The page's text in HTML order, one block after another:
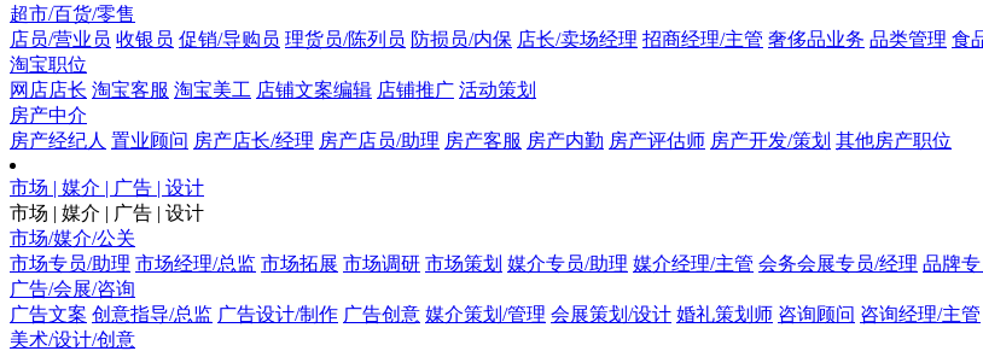
超市/百货/零售
店员/营业员 收银员 促销/导购员 理货员/陈列员 防损员/内保 店长/卖场经理 招商经理/主管 奢侈品业务 品类管理 食
淘宝职位
网店店长 淘宝客服 淘宝美工 店铺文案编辑 店铺推广 活动策划
房产中介
房产经纪人 置业顾问 房产店长/经理 房产店员/助理 房产客服 房产内勤 房产评估师 房产开发/策划 其他房产职位
市场 | 媒介 | 广告 | 设计
市场 | 媒介 | 广告 | 设计
市场/媒介/公关
市场专员/助理 市场经理/总监 市场拓展 市场调研 市场策划 媒介专员/助理 媒介经理/主管 会务会展专员/经理 品牌
广告/会展/咨询
广告文案 创意指导/总监 广告设计/制作 广告创意 媒介策划/管理 会展策划/设计 婚礼策划师 咨询顾问 咨询经理/主管
美术/设计/创意